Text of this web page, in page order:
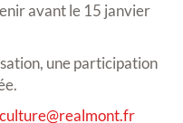
avant le 15 janvier
une participation
culture@realmont.fr